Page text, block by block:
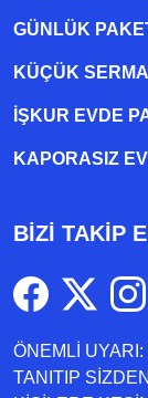
GÜNLÜK
KÜÇÜK
İŞKUR EVDE
KAPORASIZ
BİZİ TAKİP
ÖNEMLİ
TANITIP